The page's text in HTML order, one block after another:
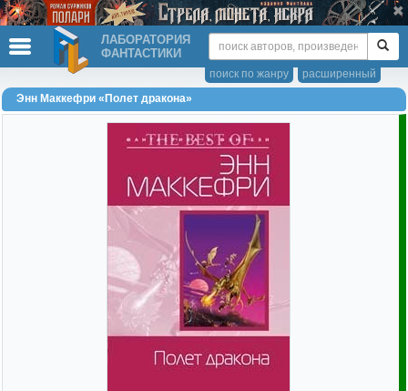
ЛАБОРАТОРИЯ
ФАНТАСТИКИ
расширенный
поиск по жанру
Энн Маккефри «Полет дракона»